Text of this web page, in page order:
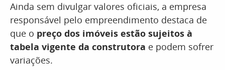
Ainda sem divulgar valores oficiais, a empresa
responsável pelo empreendimento destaca de
que o preço dos imóveis estão sujeitos à
tabela vigente da construtora e podem sofrer
variações.